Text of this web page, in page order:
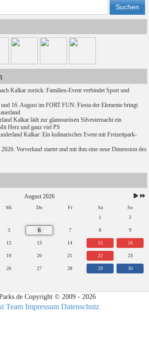
Kalkar zurück: Familien-Event verbindet Sport und
16. August im FORT FUN: Fiesta der Elemente bringt
Kalkar lädt zur glamourösen Silvesternacht ein
Herz und ganz viel PS
Kalkar: Ein kulinarisches Event mit Freizeitpark-
Vorverkauf startet und mit ihm eine neue Dimension des
Jahr
Monat
August 2026
Mi Do Fr Sa
So
1
2
5 6 7 8 9
12 13 14 15 16
19 20 21 22 23
26 27 28 29 30
Copyright © 2009 - 2026
Team Impressum Datenschutz